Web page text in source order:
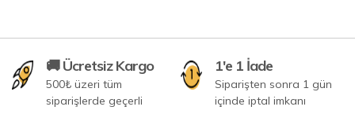
🚚 Ücretsiz Kargo
500₺ üzeri tüm
siparişlerde geçerli
1'e 1 İade
Siparişten sonra 1 gün
içinde iptal imkanı